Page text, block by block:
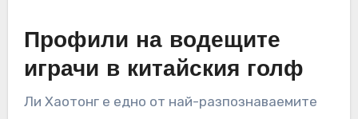
Профили на водещите
играчи в китайския голф
Ли Хаотонг е едно от най-разпознаваемите